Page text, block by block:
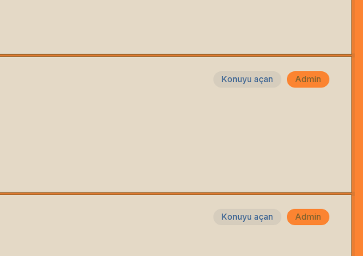
Konuyu açan Admin
Konuyu açan Admin